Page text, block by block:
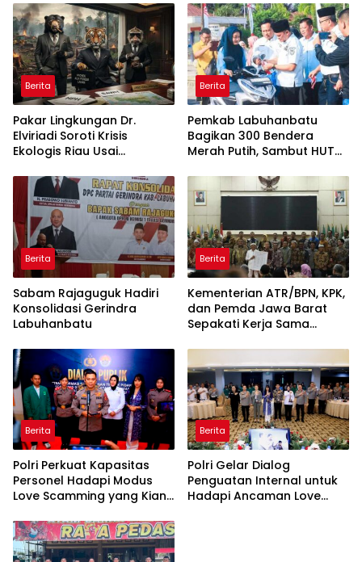
ke Pulau Rupat
Berita
Pakar Lingkungan Dr.
Elviriadi Soroti Krisis
Ekologis Riau Usai
Monyet, Harimau, dan
Beruang Terhadap Warga
Berita
Pemkab Labuhanbatu
Bagikan 300 Bendera
Merah Putih, Sambut HUT
Berita
Sabam Rajaguguk Hadiri
Konsolidasi Gerindra
Labuhanbatu
Berita
Kementerian ATR/BPN, KPK,
dan Pemda Jawa Barat
Sepakati Kerja Sama
Korupsi serta Penguatan
Ekonomi Daerah
Berita
Polri Perkuat Kapasitas
Personel Hadapi Modus
Love Scamming yang Kian
Berita
Polri Gelar Dialog
Penguatan Internal untuk
Hadapi Ancaman Love